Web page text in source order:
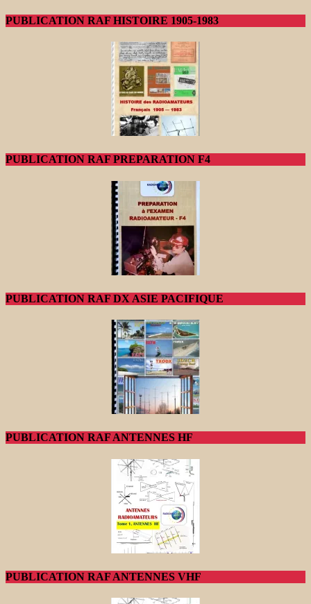
PUBLICATION RAF HISTOIRE 1905-1983
PUBLICATION RAF PREPARATION F4
PUBLICATION RAF DX ASIE PACIFIQUE
PUBLICATION RAF ANTENNES HF
PUBLICATION RAF ANTENNES VHF